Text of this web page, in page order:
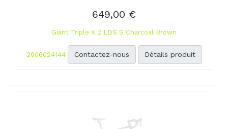
649,00 €
Giant Triple X 2 LDS S Charcoal Brown
2006024144 Contactez-nous Détails produit